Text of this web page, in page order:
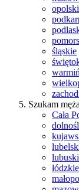
śląskie
Szukam męża
Cała
łódzkie